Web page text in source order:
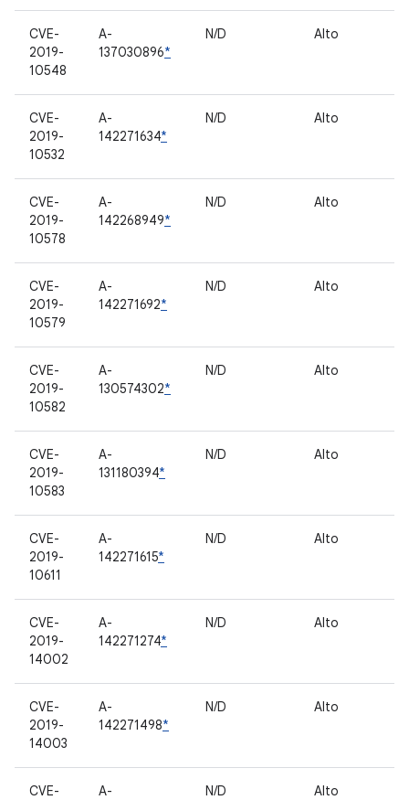
CVE-
2019-
10548
A-
137030896*
N/D Alto
CVE-
2019-
10532
A-
142271634*
N/D Alto
CVE-
2019-
10578
A-
142268949*
N/D Alto
CVE-
2019-
10579
A-
142271692*
N/D Alto
CVE-
2019-
10582
A-
130574302*
N/D Alto
CVE-
2019-
10583
A-
131180394*
N/D Alto
CVE-
2019-
10611
A-
142271615*
N/D Alto
CVE-
2019-
14002
A-
142271274*
N/D Alto
CVE-
2019-
14003
A-
142271498*
N/D Alto
CVE-
A-
N/D Alto